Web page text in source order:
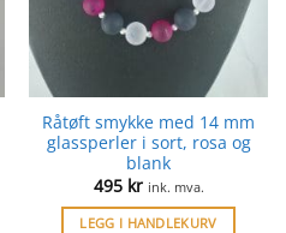
Råtøft smykke med 14 mm
glassperler i sort, rosa og
blank
495 kr ink. mva.
LEGG I HANDLEKURV